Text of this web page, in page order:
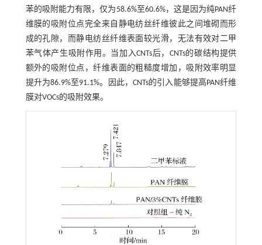
苯的吸附能力有限，仅为58.6%至60.6%，这是因为纯PAN纤
维膜的吸附位点完全来自静电纺丝纤维彼此之间堆砌而形
成的孔隙，而静电纺丝纤维表面较光滑，无法有效对二甲
苯气体产生吸附作用。当加入CNTs后，CNTs的碳结构提供
额外的吸附位点，纤维表面的粗糙度增加，吸附效率明显
提升为86.9%至91.1%。因此，CNTs的引入能够提高PAN纤维
膜对VOCs的吸附效果。